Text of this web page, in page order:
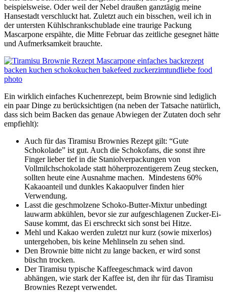
beispielsweise. Oder weil der Nebel draußen ganztägig meine
Hansestadt verschluckt hat. Zuletzt auch ein bisschen, weil ich in
der untersten Kühlschrankschublade eine traurige Packung
Mascarpone erspähte, die Mitte Februar das zeitliche gesegnet hätte
und Aufmerksamkeit brauchte.
Ein wirklich einfaches Kuchenrezept, beim Brownie sind lediglich
ein paar Dinge zu berücksichtigen (na neben der Tatsache natürlich,
dass sich beim Backen das genaue Abwiegen der Zutaten doch sehr
empfiehlt):
Auch für das Tiramisu Brownies Rezept gilt: “Gute
Schokolade” ist gut. Auch die Schokofans, die sonst ihre
Finger lieber tief in die Staniolverpackungen von
Vollmilchschokolade statt höherprozentigerem Zeug stecken,
sollten heute eine Ausnahme machen. Mindestens 60%
Kakaoanteil und dunkles Kakaopulver finden hier
Verwendung.
Lasst die geschmolzene Schoko-Butter-Mixtur unbedingt
lauwarm abkühlen, bevor sie zur aufgeschlagenen Zucker-Ei-
Sause kommt, das Ei erschreckt sich sonst bei Hitze.
Mehl und Kakao werden zuletzt nur kurz (sowie mixerlos)
untergehoben, bis keine Mehlinseln zu sehen sind.
Den Brownie bitte nicht zu lange backen, er wird sonst
büschn trocken.
Der Tiramisu typische Kaffeegeschmack wird davon
abhängen, wie stark der Kaffee ist, den ihr für das Tiramisu
Brownies Rezept verwendet.